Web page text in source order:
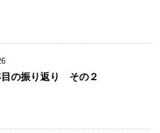
目の振り返り その２